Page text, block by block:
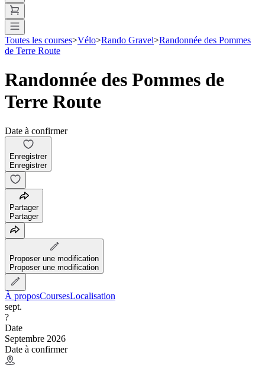
Toutes les courses>Vélo>Rando Gravel>Randonnée des Pommes
de Terre Route
Randonnée des Pommes de
Terre Route
Date à confirmer
Enregistrer
Enregistrer
Partager
Partager
Proposer une modification
Proposer une modification
À proposCoursesLocalisation
sept.
?
Date
Septembre 2026
Date à confirmer